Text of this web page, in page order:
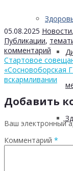
05.08.2025 Новости,
Публикации,
комментарий
Стартовое
«Сосновоборская
вскармливании
Добавить
Ваш электронный
Комментарий *